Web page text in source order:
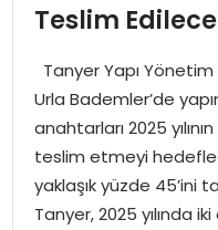
SIYASET
TEKNOLOJI
MAGAZIN
Teslim
Tanyer Yapı Yönetim
Urla Bademler’de
anahtarları 2025
teslim etmeyi
yaklaşık yüzde 45’ini
Tanyer, 2025 yılında